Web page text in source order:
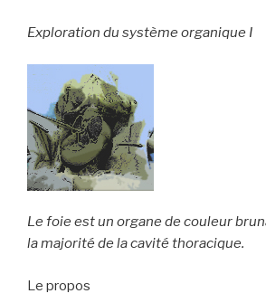
Exploration du système organique I
Le foie est un organe de couleur
la majorité de la cavité thoracique.
Le propos